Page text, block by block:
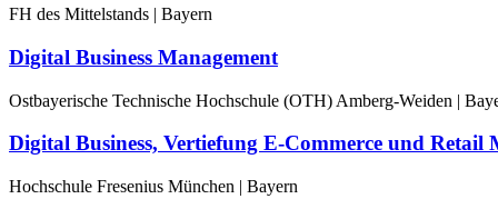
FH des Mittelstands | Bayern
Digital Business Management
Ostbayerische Technische Hochschule (OTH) Amberg-Weiden |
Digital Business, Vertiefung E-Commerce und Retail
Hochschule Fresenius München | Bayern